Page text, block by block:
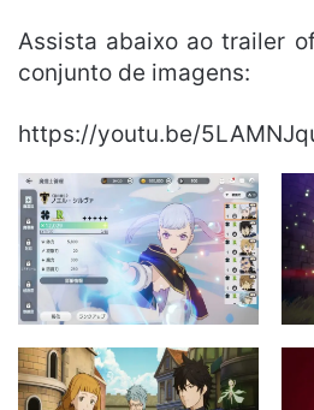
Assista abaixo ao trailer
conjunto de imagens:
https://youtu.be/